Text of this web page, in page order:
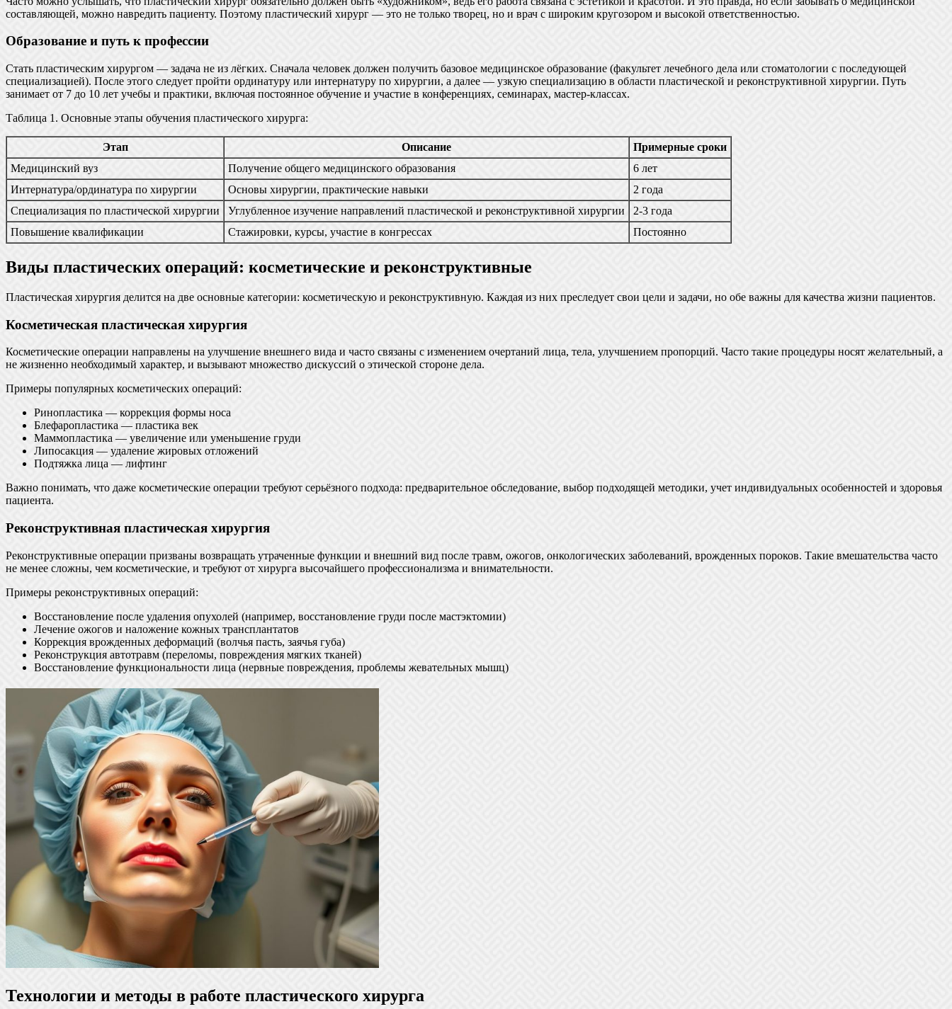
составляющей, можно навредить пациенту. Поэтому пластический хирург — это не только творец, но и врач с широким кругозором и высокой ответственностью.
Образование и путь к профессии
Стать пластическим хирургом — задача не из лёгких. Сначала человек должен получить базовое медицинское образование (факультет лечебного дела или стоматологии с последующей
специализацией). После этого следует пройти ординатуру или интернатуру по хирургии, а далее — узкую специализацию в области пластической и реконструктивной хирургии. Путь
занимает от 7 до 10 лет учебы и практики, включая постоянное обучение и участие в конференциях, семинарах, мастер-классах.
Таблица 1. Основные этапы обучения пластического хирурга:
Этап Описание
Примерные сроки
Медицинский вуз
Получение общего медицинского образования
6 лет
Интернатура/ординатура по хирургии
Основы хирургии, практические навыки
2 года
Специализация по пластической хирургии
Углубленное изучение направлений пластической и реконструктивной хирургии
2-3 года
Повышение квалификации
Стажировки, курсы, участие в конгрессах Постоянно
Виды пластических операций: косметические и реконструктивные
Пластическая хирургия делится на две основные категории: косметическую и реконструктивную. Каждая из них преследует свои цели и задачи, но обе важны для качества жизни пациентов.
Косметическая пластическая хирургия
Косметические операции направлены на улучшение внешнего вида и часто связаны с изменением очертаний лица, тела, улучшением пропорций. Часто такие процедуры носят желательный, а
не жизненно необходимый характер, и вызывают множество дискуссий о этической стороне дела.
Примеры популярных косметических операций:
Ринопластика — коррекция формы носа
Блефаропластика — пластика век
Маммопластика — увеличение или уменьшение груди
Липосакция — удаление жировых отложений
Подтяжка лица — лифтинг
Важно понимать, что даже косметические операции требуют серьёзного подхода: предварительное обследование, выбор подходящей методики, учет индивидуальных особенностей и здоровья
пациента.
Реконструктивная пластическая хирургия
Реконструктивные операции призваны возвращать утраченные функции и внешний вид после травм, ожогов, онкологических заболеваний, врожденных пороков. Такие вмешательства часто
не менее сложны, чем косметические, и требуют от хирурга высочайшего профессионализма и внимательности.
Примеры реконструктивных операций:
Восстановление после удаления опухолей (например, восстановление груди после мастэктомии)
Лечение ожогов и наложение кожных трансплантатов
Коррекция врожденных деформаций (волчья пасть, заячья губа)
Реконструкция автотравм (переломы, повреждения мягких тканей)
Восстановление функциональности лица (нервные повреждения, проблемы жевательных мышц)
Технологии и методы в работе пластического хирурга